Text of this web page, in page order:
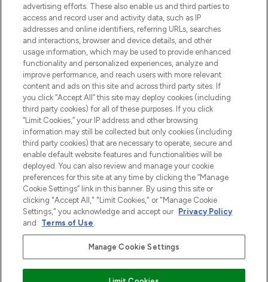
Shop online of via de app, met gratis
verzending vanaf €40.
Cookie-toestemming
Do Not Sell or Share My Personal
Information
HELP & INFORMATIE
BEDRIJFSINFORMATIE
OVER LOOKFANTASTIC
Betaal veilig met
advertising efforts. These also enable us and third parties to
access and record user and activity data, such as IP
addresses and online identifiers, referring URLs, searches
and interactions, browser and device details, and other
usage information, which may be used to provide enhanced
functionality and personalized experiences, analyze and
improve performance, and reach users with more relevant
content and ads on this site and across third party sites. If
you click “Accept All” this site may deploy cookies (including
third party cookies) for all of these purposes. If you click
“Limit Cookies,” your IP address and other browsing
information may still be collected but only cookies (including
third party cookies) that are necessary to operate, secure and
enable default website features and functionalities will be
deployed. You can also review and manage your cookie
preferences for this site at any time by clicking the “Manage
Cookie Settings” link in this banner. By using this site or
clicking "Accept All," "Limit Cookies," or "Manage Cookie
Settings," you acknowledge and accept our Privacy Policy
and
Terms of Use.
Manage Cookie Settings